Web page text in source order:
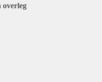
overleg